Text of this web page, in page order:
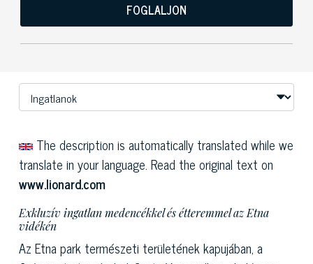
FOGLALJON
The description is automatically translated while we
translate in your language. Read the original text on
www.lionard.com
Exkluzív ingatlan medencékkel és étteremmel az Etna
vidékén
Az Etna park természeti területének kapujában, a